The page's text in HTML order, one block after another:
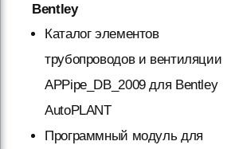
Bentley
Каталог элементов
трубопроводов и вентиляции
APPipe_DB_2009 для Bentley
AutoPLANT
Программный модуль для